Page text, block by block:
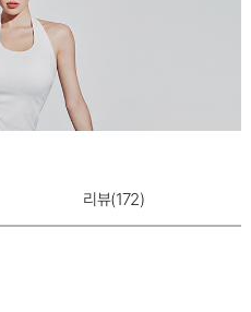
리뷰(172)